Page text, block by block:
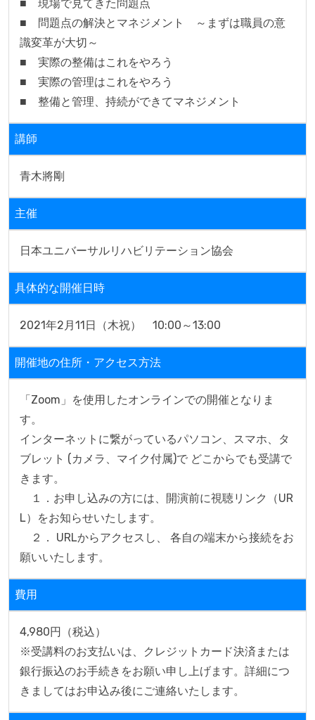
■　現場で見てきた問題点
■　問題点の解決とマネジメント　～まずは職員の意
識変革が大切～
■　実際の整備はこれをやろう
■　実際の管理はこれをやろう
■　整備と管理、持続ができてマネジメント
講師
青木將剛
主催
日本ユニバーサルリハビリテーション協会
具体的な開催日時
2021年2月11日（木祝）　10:00～13:00
開催地の住所・アクセス方法
「Zoom」を使用したオンラインでの開催となりま
す。
インターネットに繋がっているパソコン、スマホ、タ
ブレット (カメラ、マイク付属)で どこからでも受講で
きます。
１．お申し込みの方には、開演前に視聴リンク（UR
L）をお知らせいたします。
２． URLからアクセスし、 各自の端末から接続をお
願いいたします。
費用
4,980円（税込）
※受講料のお支払いは、クレジットカード決済または
銀行振込のお手続きをお願い申し上げます。詳細につ
きましてはお申込み後にご連絡いたします。